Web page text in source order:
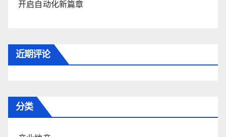
开启自动化新篇章
近期评论
分类